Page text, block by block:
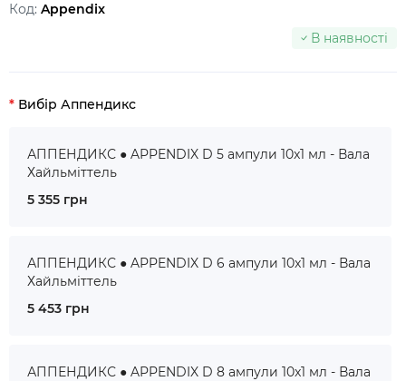
Код: Appendix
В наявності
Вибір Аппендикс
АППЕНДИКС ● APPENDIX D 5 ампули 10x1 мл - Вала
Хайльміттель
5 355 грн
АППЕНДИКС ● APPENDIX D 6 ампули 10x1 мл - Вала
Хайльміттель
5 453 грн
АППЕНДИКС ● APPENDIX D 8 ампули 10x1 мл - Вала